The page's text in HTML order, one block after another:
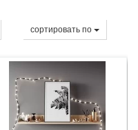
cортировать по